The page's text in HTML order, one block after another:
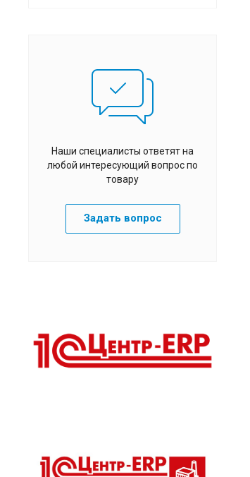
Наши специалисты ответят на
любой интересующий вопрос по
товару
Задать вопрос